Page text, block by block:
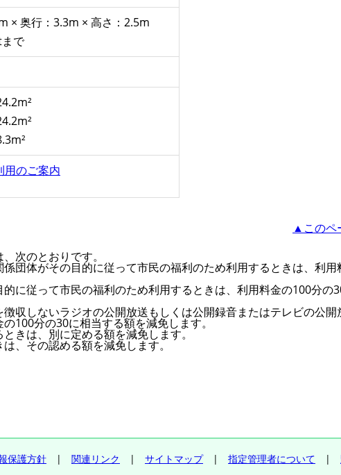
× 奥行：3.3m × 高さ：2.5m
で
用のご案内
▲このペ
次のとおりです。
団体がその目的に従って市民の福利のため利用するときは、利
に従って市民の福利のため利用するときは、利用料金の100分の
収しないラジオの公開放送もしくは公開録音またはテレビの公
100分の30に相当する額を減免します。
きは、別に定める額を減免します。
、その認める額を減免します。
保護方針 | 関連リンク | サイトマップ| 指定管理者について |